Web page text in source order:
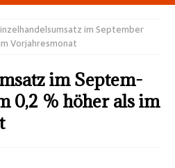
im Sep­tem­ber
Vor­jahres­monat
im Sep­tem­
0,2 % höher als im